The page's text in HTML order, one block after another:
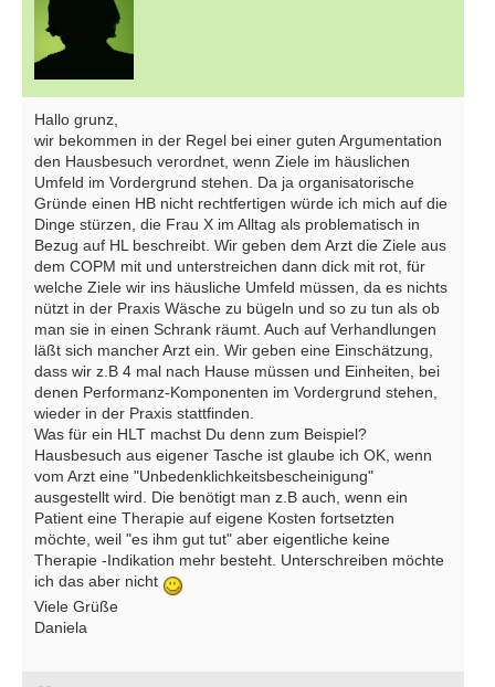
Hallo grunz,
wir bekommen in der Regel bei einer guten Argumentation
den Hausbesuch verordnet, wenn Ziele im häuslichen
Umfeld im Vordergrund stehen. Da ja organisatorische
Gründe einen HB nicht rechtfertigen würde ich mich auf die
Dinge stürzen, die Frau X im Alltag als problematisch in
Bezug auf HL beschreibt. Wir geben dem Arzt die Ziele aus
dem COPM mit und unterstreichen dann dick mit rot, für
welche Ziele wir ins häusliche Umfeld müssen, da es nichts
nützt in der Praxis Wäsche zu bügeln und so zu tun als ob
man sie in einen Schrank räumt. Auch auf Verhandlungen
läßt sich mancher Arzt ein. Wir geben eine Einschätzung,
dass wir z.B 4 mal nach Hause müssen und Einheiten, bei
denen Performanz-Komponenten im Vordergrund stehen,
wieder in der Praxis stattfinden.
Was für ein HLT machst Du denn zum Beispiel?
Hausbesuch aus eigener Tasche ist glaube ich OK, wenn
vom Arzt eine "Unbedenklichkeitsbescheinigung"
ausgestellt wird. Die benötigt man z.B auch, wenn ein
Patient eine Therapie auf eigene Kosten fortsetzten
möchte, weil "es ihm gut tut" aber eigentliche keine
Therapie -Indikation mehr besteht. Unterschreiben möchte
ich das aber nicht
Viele Grüße
Daniela